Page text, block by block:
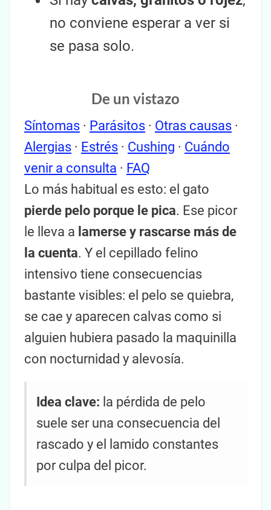
no conviene esperar a ver si
se pasa solo.
De un vistazo
Síntomas · Parásitos · Otras causas ·
Alergias · Estrés · Cushing · Cuándo
venir a consulta · FAQ
Lo más habitual es esto: el gato
pierde pelo porque le pica. Ese picor
le lleva a lamerse y rascarse más de
la cuenta. Y el cepillado felino
intensivo tiene consecuencias
bastante visibles: el pelo se quiebra,
se cae y aparecen calvas como si
alguien hubiera pasado la maquinilla
con nocturnidad y alevosía.
Idea clave: la pérdida de pelo
suele ser una consecuencia del
rascado y el lamido constantes
por culpa del picor.